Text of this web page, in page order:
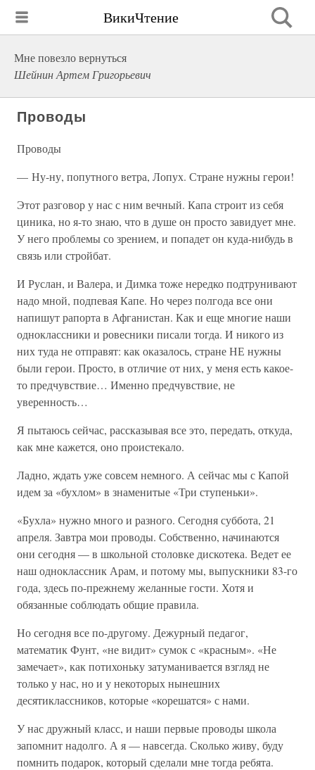
ВикиЧтение
Мне повезло вернуться
Шейнин Артем Григорьевич
Проводы
Проводы
— Ну-ну, попутного ветра, Лопух. Стране нужны герои!
Этот разговор у нас с ним вечный. Капа строит из себя
циника, но я-то знаю, что в душе он просто завидует мне.
У него проблемы со зрением, и попадет он куда-нибудь в
связь или стройбат.
И Руслан, и Валера, и Димка тоже нередко подтрунивают
надо мной, подпевая Капе. Но через полгода все они
напишут рапорта в Афганистан. Как и еще многие наши
одноклассники и ровесники писали тогда. И никого из
них туда не отправят: как оказалось, стране НЕ нужны
были герои. Просто, в отличие от них, у меня есть какое-
то предчувствие… Именно предчувствие, не
уверенность…
Я пытаюсь сейчас, рассказывая все это, передать, откуда,
как мне кажется, оно проистекало.
Ладно, ждать уже совсем немного. А сейчас мы с Капой
идем за «бухлом» в знаменитые «Три ступеньки».
«Бухла» нужно много и разного. Сегодня суббота, 21
апреля. Завтра мои проводы. Собственно, начинаются
они сегодня — в школьной столовке дискотека. Ведет ее
наш одноклассник Арам, и потому мы, выпускники 83-го
года, здесь по-прежнему желанные гости. Хотя и
обязанные соблюдать общие правила.
Но сегодня все по-другому. Дежурный педагог,
математик Фунт, «не видит» сумок с «красным». «Не
замечает», как потихоньку затуманивается взгляд не
только у нас, но и у некоторых нынешних
десятиклассников, которые «корешатся» с нами.
У нас дружный класс, и наши первые проводы школа
запомнит надолго. А я — навсегда. Сколько живу, буду
помнить подарок, который сделали мне тогда ребята.